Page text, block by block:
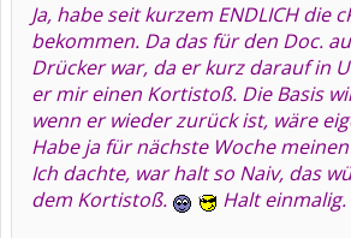
Ja, habe seit kurzem ENDLICH die
bekommen. Da das für den Doc.
Drücker war, da er kurz darauf in
er mir einen Kortistoß. Die Basis
wenn er wieder zurück ist, wäre
Habe ja für nächste Woche
Ich dachte, war halt so Naiv, das
dem Kortistoß.
Halt